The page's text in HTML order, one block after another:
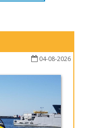
04-08-2026